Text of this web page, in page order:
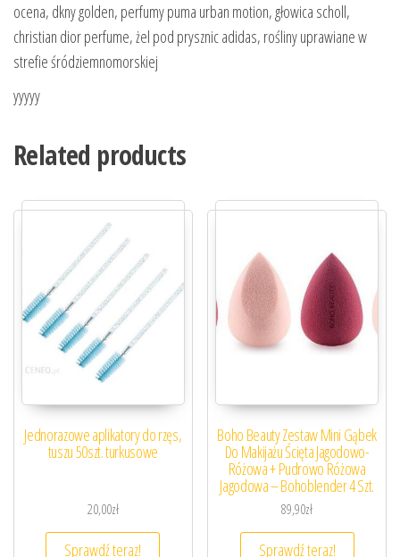
ocena, dkny golden, perfumy puma urban motion, głowica scholl,
christian dior perfume, żel pod prysznic adidas, rośliny uprawiane w
strefie śródziemnomorskiej
yyyyy
Related products
Jednorazowe aplikatory do rzęs,
tuszu 50szt. turkusowe
20,00zł
Sprawdź teraz!
Boho Beauty Zestaw Mini Gąbek
Do Makijażu Ścięta Jagodowo-
Różowa + Pudrowo Różowa
Jagodowa – Bohoblender 4 Szt.
89,90zł
Sprawdź teraz!